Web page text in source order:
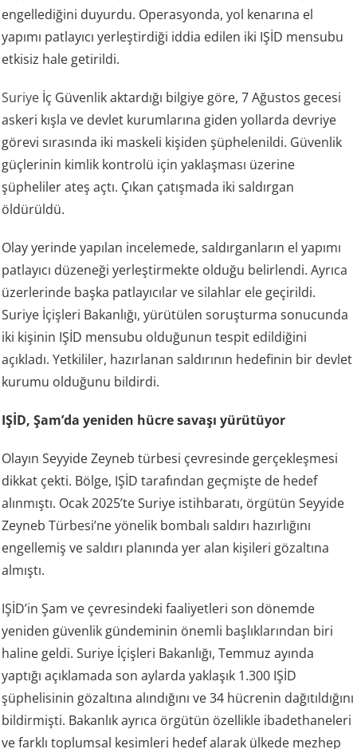
engellediğini duyurdu. Operasyonda, yol kenarına el
yapımı patlayıcı yerleştirdiği iddia edilen iki IŞİD mensubu
etkisiz hale getirildi.
Suriye İç Güvenlik aktardığı bilgiye göre, 7 Ağustos gecesi
askeri kışla ve devlet kurumlarına giden yollarda devriye
görevi sırasında iki maskeli kişiden şüphelenildi. Güvenlik
güçlerinin kimlik kontrolü için yaklaşması üzerine
şüpheliler ateş açtı. Çıkan çatışmada iki saldırgan
öldürüldü.
Olay yerinde yapılan incelemede, saldırganların el yapımı
patlayıcı düzeneği yerleştirmekte olduğu belirlendi. Ayrıca
üzerlerinde başka patlayıcılar ve silahlar ele geçirildi.
Suriye İçişleri Bakanlığı, yürütülen soruşturma sonucunda
iki kişinin IŞİD mensubu olduğunun tespit edildiğini
açıkladı. Yetkililer, hazırlanan saldırının hedefinin bir devlet
kurumu olduğunu bildirdi.
IŞİD, Şam’da yeniden hücre savaşı yürütüyor
Olayın Seyyide Zeyneb türbesi çevresinde gerçekleşmesi
dikkat çekti. Bölge, IŞİD tarafından geçmişte de hedef
alınmıştı. Ocak 2025’te Suriye istihbaratı, örgütün Seyyide
Zeyneb Türbesi’ne yönelik bombalı saldırı hazırlığını
engellemiş ve saldırı planında yer alan kişileri gözaltına
almıştı.
IŞİD’in Şam ve çevresindeki faaliyetleri son dönemde
yeniden güvenlik gündeminin önemli başlıklarından biri
haline geldi. Suriye İçişleri Bakanlığı, Temmuz ayında
yaptığı açıklamada son aylarda yaklaşık 1.300 IŞİD
şüphelisinin gözaltına alındığını ve 34 hücrenin dağıtıldığını
bildirmişti. Bakanlık ayrıca örgütün özellikle ibadethaneleri
ve farklı toplumsal kesimleri hedef alarak ülkede mezhep